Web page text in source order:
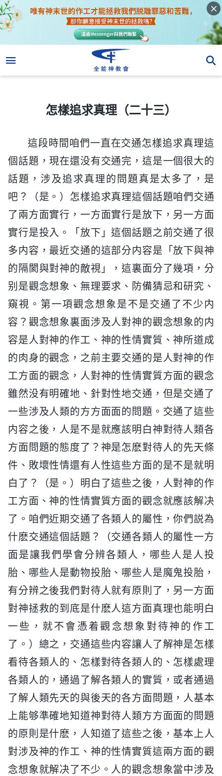
怎樣追求真理（二十三）
這段時間咱們一直在交通怎樣追求真理這
個話題，現在還没有交通完，這是一個很大的
話題，涉及追求真理的問題真是太多了，是
吧？（是。）怎樣追求真理這個話題咱們交通
了兩方面實行，一方面實行是放下，另一方面
實行是投入。「放下」這個話題之前交通了很
多内容，最近交通的這部分内容是「放下與神
的隔閡與對神的敵視」，這裏面分了幾項，分
别是觀念想象、無理要求、防備猜忌和研究、
窺視。第一項觀念想象是不是交通了不少内
容？觀念想象裏面涉及人對神的觀念想象的内
容是人對神的作工、神的性情實質、神所道成
的肉身的觀念，之前主要交通的是人對神的作
工方面的觀念，人對神的性情實質方面的觀念
雖然没有明確地、針對性地交通，但是交通了
一些涉及人類的方方面面的問題。交通了這些
内容之後，人是不是就應該明白神對待人類各
方面問題的態度了？神是怎麽對待人的先天條
件、敗壞性情還有人性這些方面的是不是就明
白了？（是。）明白了這些之後，人對神的作
工方面、神的性情實質方面的觀念就應該解决
了。咱們近期交通了各類人的屬性，你們説為
什麽交通這個話題？（交通各類人的屬性一方
面是讓我們學會分辨各類人，哪些人是人投
胎、哪些人是動物投胎、哪些人是魔鬼投胎，
有分辨之後我們對待人就有原則了，另一方面
對神拯救的到底是什麽人這方面真理也能明白
一些，就不會憑着觀念想象對待神的作工
了。）總之，交通這些内容讓人了解神是怎樣
看待各類人的、怎樣對待各類人的、怎樣處理
各類人的，通過了解各類人的實質，或者通過
了解人類先天的與後天的各方面問題，人基本
上能够準確地知道神對待人類方方面面的問題
的原則是什麽，人知道了這些之後，基本上人
對涉及神的作工、神的性情實質這兩方面的觀
念想象就解决了不少。人的觀念想象當中涉及